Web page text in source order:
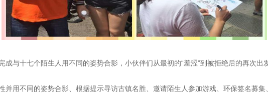
成与十七个陌生人用不同的姿势合影，小伙伴们从最初的“羞涩”到被拒绝后的再次
并用不同的姿势合影、根据提示寻访古镇名胜、邀请陌生人参加游戏、环保签名募